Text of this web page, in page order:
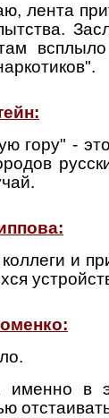
лента
гору" -
и
именно в